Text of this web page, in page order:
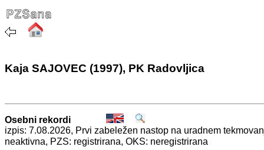
Kaja SAJOVEC (1997), PK Radovljica
Osebni rekordi
izpis: 7.08.2026, Prvi zabeležen nastop na uradnem
neaktivna, PZS: registrirana, OKS: neregistrirana